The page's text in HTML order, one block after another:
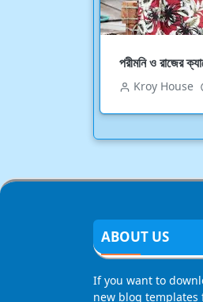
পরীমনি ও রাজের
Kroy House
ABOUT US
If you want to
new blog templates